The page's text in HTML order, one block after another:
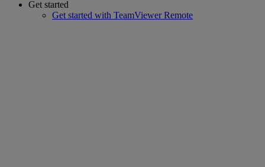
Get started
Get started with TeamViewer Remote